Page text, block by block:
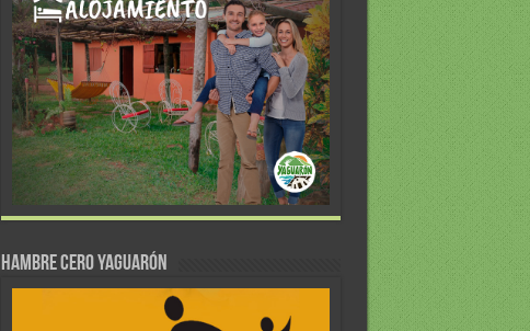
Hambre Cero Yaguarón